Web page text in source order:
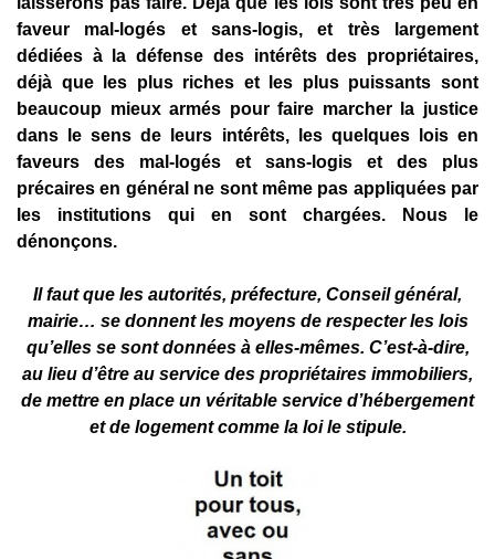
faveur mal-logés et sans-logis, et très largement
dédiées à la défense des intérêts des propriétaires,
déjà que les plus riches et les plus puissants sont
beaucoup mieux armés pour faire marcher la justice
dans le sens de leurs intérêts, les quelques lois en
faveurs des mal-logés et sans-logis et des plus
précaires en général ne sont même pas appliquées par
les institutions qui en sont chargées. Nous le
dénonçons.
Il faut que les autorités, préfecture, Conseil général,
mairie… se donnent les moyens de respecter les lois
qu’elles se sont données à elles-mêmes. C’est-à-dire,
au lieu d’être au service des propriétaires immobiliers,
de mettre en place un véritable service d’hébergement
et de logement comme la loi le stipule.